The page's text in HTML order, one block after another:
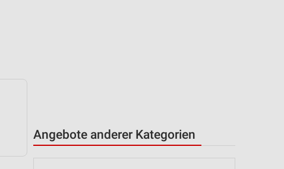
Angebote anderer Kategorien